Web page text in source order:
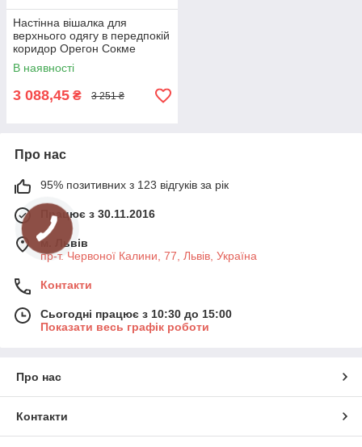
Настінна вішалка для
верхнього одягу в передпокій
коридор Орегон Сокме
В наявності
3 088,45 ₴ 3 251 ₴
Про нас
95% позитивних з 123 відгуків за рік
Працює з 30.11.2016
м. Львів
пр-т. Червоної Калини, 77, Львів, Україна
Контакти
Сьогодні працює з 10:30 до 15:00
Показати весь графік роботи
Про нас
Контакти